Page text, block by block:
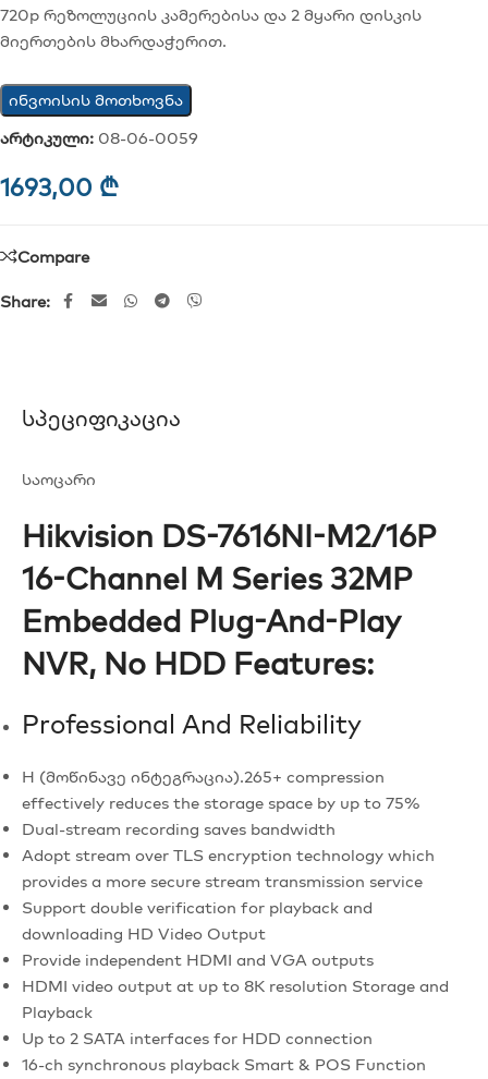
720p რეზოლუციის კამერებისა და 2 მყარი დისკის
მიერთების მხარდაჭერით.
ინვოისის მოთხოვნა
არტიკული: 08-06-0059
1693,00 ₾
Compare
Share:
Სპეციფიკაცია
საოცარი
Hikvision DS-7616NI-M2/16P
16-Channel M Series 32MP
Embedded Plug-And-Play
NVR, No HDD Features:
Professional And Reliability
H (მოწინავე ინტეგრაცია).265+ compression
effectively reduces the storage space by up to 75%
Dual-stream recording saves bandwidth
Adopt stream over TLS encryption technology which
provides a more secure stream transmission service
Support double verification for playback and
downloading HD Video Output
Provide independent HDMI and VGA outputs
HDMI video output at up to 8K resolution Storage and
Playback
Up to 2 SATA interfaces for HDD connection
16-ch synchronous playback Smart & POS Function